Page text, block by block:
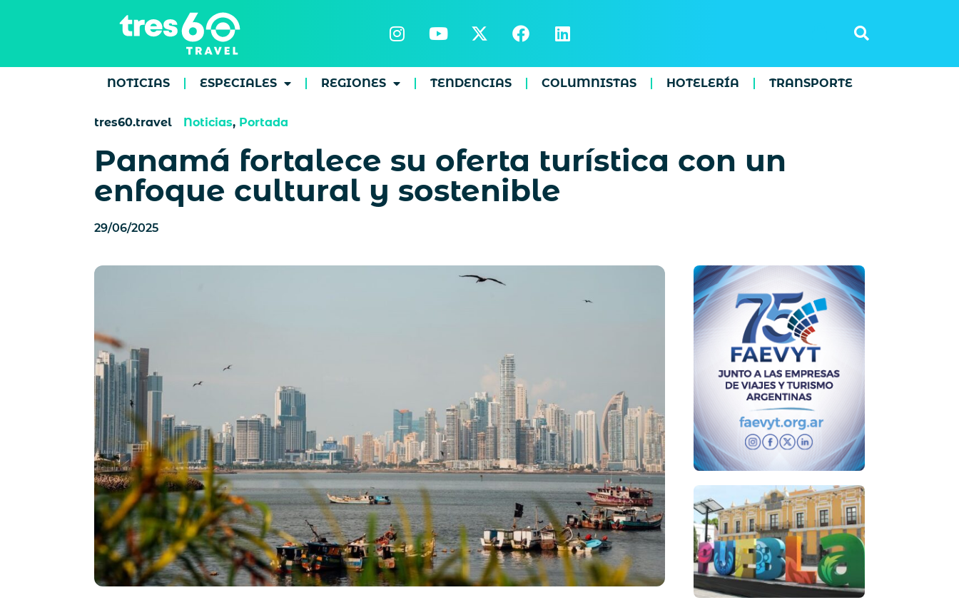
NOTICIAS ESPECIALES REGIONES TENDENCIAS COLUMNISTAS HOTELERÍA TRANSPORTE
tres60.travel Noticias, Portada
Panamá fortalece su oferta turística con un
enfoque cultural y sostenible
29/06/2025